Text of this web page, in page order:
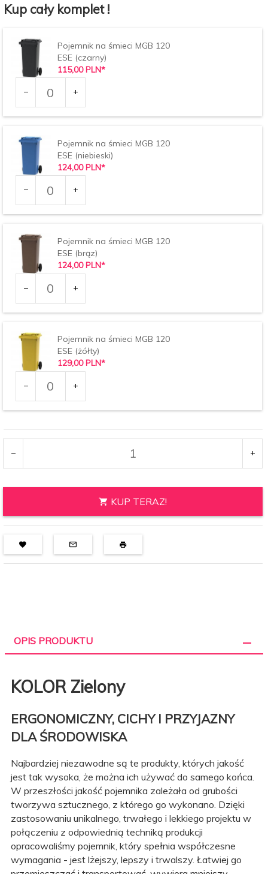
Kup cały komplet !
Pojemnik na śmieci MGB 120
ESE (czarny)
115,00 PLN*
dla
produktu
1529
Pojemnik na śmieci MGB 120
ESE (niebieski)
124,00 PLN*
dla
produktu
2112
Pojemnik na śmieci MGB 120
ESE (brąz)
124,00 PLN*
dla
produktu
2181
Pojemnik na śmieci MGB 120
ESE (żółty)
129,00 PLN*
dla
produktu
2184
KUP TERAZ!
OPIS PRODUKTU
KOLOR Zielony
ERGONOMICZNY, CICHY I PRZYJAZNY
DLA ŚRODOWISKA
Najbardziej niezawodne są te produkty, których jakość
jest tak wysoka, że można ich używać do samego końca.
W przeszłości jakość pojemnika zależała od grubości
tworzywa sztucznego, z którego go wykonano. Dzięki
zastosowaniu unikalnego, trwałego i lekkiego projektu w
połączeniu z odpowiednią techniką produkcji
opracowaliśmy pojemnik, który spełnia współczesne
wymagania - jest lżejszy, lepszy i trwalszy. Łatwiej go